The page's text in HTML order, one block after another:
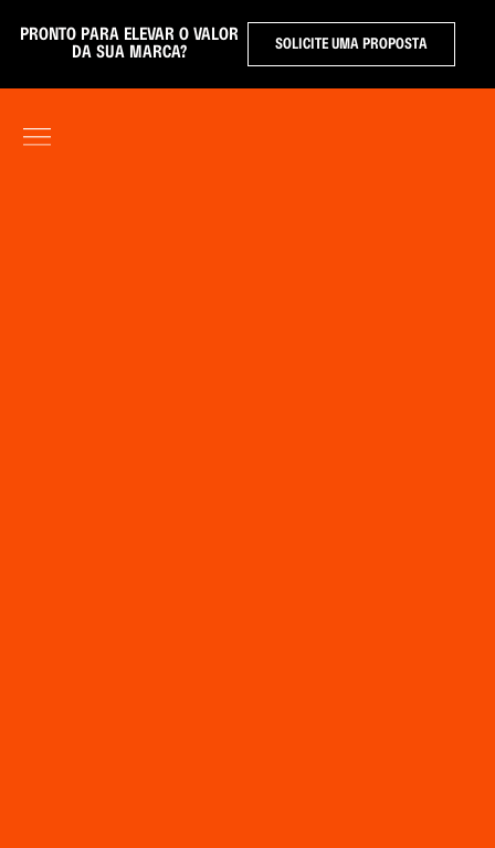
PRONTO PARA ELEVAR O VALOR
DA SUA MARCA?
SOLICITE UMA PROPOSTA